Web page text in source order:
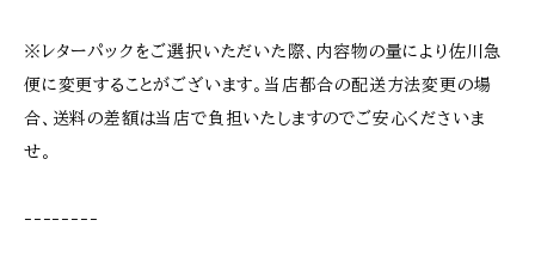
※レターパックをご選択いただいた際、内容物の量により佐川急
便に変更することがございます。当店都合の配送方法変更の場
合、送料の差額は当店で負担いたしますのでご安心くださいま
せ。
--------